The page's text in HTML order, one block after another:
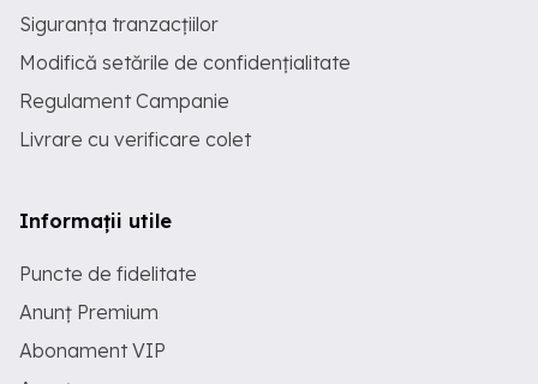
Siguranța tranzacțiilor
Modifică setările de confidențialitate
Regulament Campanie
Livrare cu verificare colet
Informații utile
Puncte de fidelitate
Anunț Premium
Abonament VIP